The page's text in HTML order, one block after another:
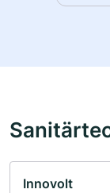
Innovolt